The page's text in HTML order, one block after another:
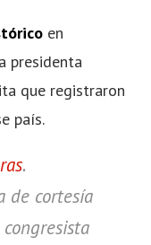
en
presidenta
que registraron
país.
.
de cortesía